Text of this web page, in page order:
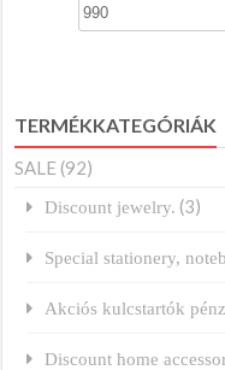
Min
TERMÉKKATEGÓRIÁK
SALE (92)
Discount jewelry. (3)
Special stationery,
Akciós kulcstartók
Discount home